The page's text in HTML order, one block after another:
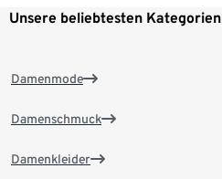
Unsere beliebtesten Kategorien
Damenmode
Damenschmuck
Damenkleider